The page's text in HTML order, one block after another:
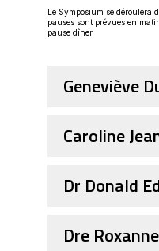
Le Symposium se
pauses sont prévues en
pause dîner.
Geneviève
Caroline
Dr Donald
Dre